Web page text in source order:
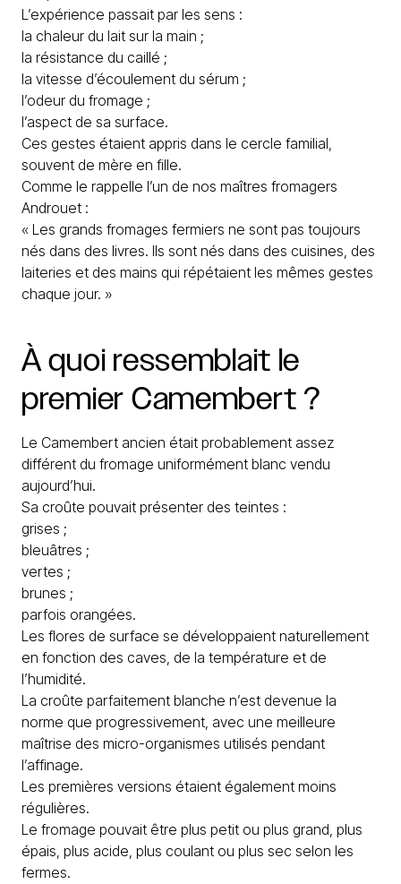
L’expérience passait par les sens :
la chaleur du lait sur la main ;
la résistance du caillé ;
la vitesse d’écoulement du sérum ;
l’odeur du fromage ;
l’aspect de sa surface.
Ces gestes étaient appris dans le cercle familial,
souvent de mère en fille.
Comme le rappelle l’un de nos maîtres fromagers
Androuet :
« Les grands fromages fermiers ne sont pas toujours
nés dans des livres. Ils sont nés dans des cuisines, des
laiteries et des mains qui répétaient les mêmes gestes
chaque jour. »
À quoi ressemblait le
premier Camembert?
Le Camembert ancien était probablement assez
différent du fromage uniformément blanc vendu
aujourd’hui.
Sa croûte pouvait présenter des teintes :
grises ;
bleuâtres ;
vertes ;
brunes ;
parfois orangées.
Les flores de surface se développaient naturellement
en fonction des caves, de la température et de
l’humidité.
La croûte parfaitement blanche n’est devenue la
norme que progressivement, avec une meilleure
maîtrise des micro-organismes utilisés pendant
l’affinage.
Les premières versions étaient également moins
régulières.
Le fromage pouvait être plus petit ou plus grand, plus
épais, plus acide, plus coulant ou plus sec selon les
fermes.